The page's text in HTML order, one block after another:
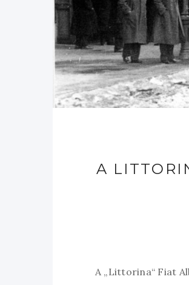
A
A „Littorina“ Fiat